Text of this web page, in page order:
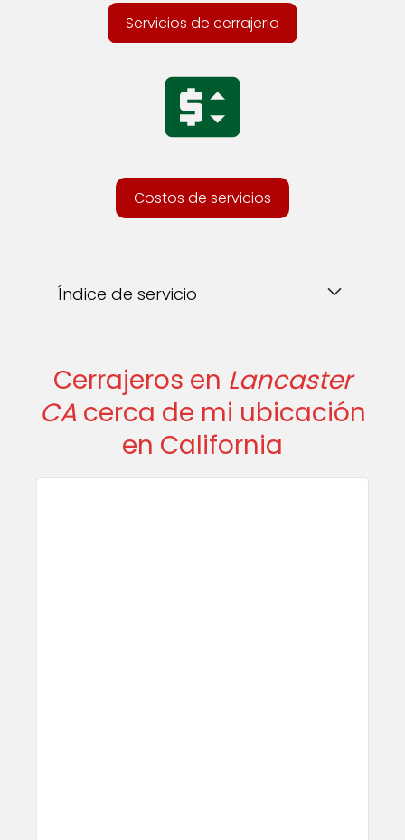
Servicios de cerrajeria
Costos de servicios
Índice de servicio
Cerrajeros en Lancaster
CA cerca de mi ubicación
en California